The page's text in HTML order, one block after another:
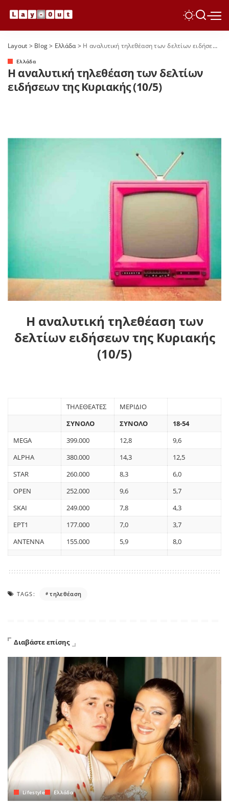
Layout > Blog> Ελλάδα> Η αναλυτική τηλεθέαση των δελτίων ειδήσεων της Κυριακής (10/5)
Ελλάδα
Η αναλυτική τηλεθέαση των δελτίων
ειδήσεων της Κυριακής (10/5)
Η αναλυτική τηλεθέαση των
δελτίων ειδήσεων της Κυριακής
(10/5)
ΤΗΛΕΘΕΑΤΕΣ
ΜΕΡΙΔΙΟ
ΣΥΝΟΛΟ
ΣΥΝΟΛΟ
18-54
MEGA
399.000 12,8
9,6
ALPHA
380.000 14,3
12,5
STAR
260.000 8,3
6,0
OPEN
252.000 9,6
5,7
SKAI
249.000 7,8
4,3
ΕΡΤ1
177.000 7,0
3,7
ANTENNA
155.000 5,9 8,0
TAGS: τηλεθέαση
Διαβάστε επίσης
Lifestyle Ελλάδα